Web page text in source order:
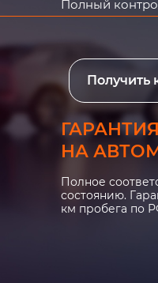
Полный
Получить
ГАРАНТИЯ
НА
Полное
состоянию.
км пробега по